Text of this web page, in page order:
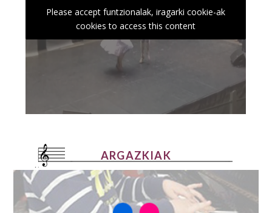
Please accept funtzionalak, iragarki cookie-ak
cookies to access this content
ARGAZKIAK